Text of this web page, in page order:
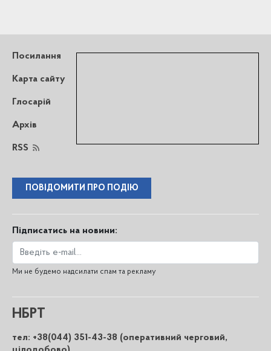
Посилання
Карта сайту
Глосарій
Архів
RSS
ПОВІДОМИТИ ПРО ПОДІЮ
Підписатись на новини:
Ми не будемо надсилати спам та рекламу
НБРТ
тел: +38(044) 351-43-38 (оперативний черговий,